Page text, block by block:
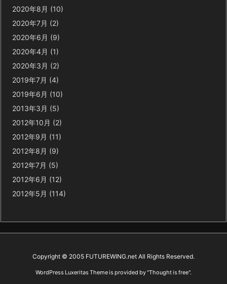
2020年8月 (10)
2020年7月 (2)
2020年6月 (9)
2020年4月 (1)
2020年3月 (2)
2019年7月 (4)
2019年6月 (10)
2013年3月 (5)
2012年10月 (2)
2012年9月 (11)
2012年8月 (9)
2012年7月 (5)
2012年6月 (12)
2012年5月 (114)
Copyright © 2005 FUTUREWING.net All Rights Reserved.
WordPress Luxeritas Theme is provided by "Thought is free".